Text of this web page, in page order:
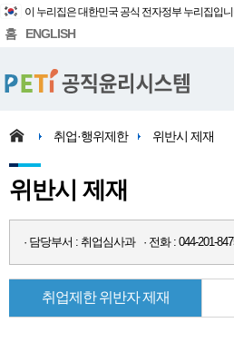
이 누리집은 대한민국 공식 전자정부 누리집입
홈 ENGLISH
취업·행위제한 위반시 제재
위반시 제재
· 담당부서 : 취업심사과 · 전화 : 044-201-
취업제한 위반자 제재